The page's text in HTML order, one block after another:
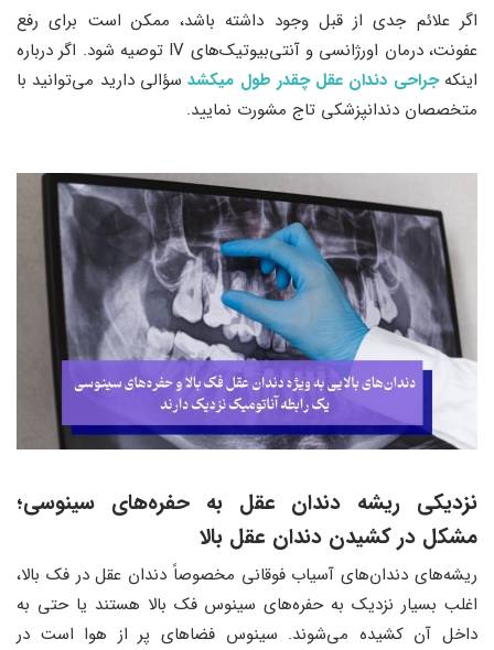
اگر علائم جدی از قبل وجود داشته باشد، ممکن است برای رفع
عفونت، درمان اورژانسی و آنتی‌بیوتیک‌های IV توصیه شود. اگر درباره
اینکهجراحی دندان عقل چقدر طول میکشدسؤالی دارید می‌توانید با
متخصصان دندانپزشکی تاج مشورت نمایید.
نزدیکی ریشه دندان عقل به حفره‌های سینوسی؛
مشکل در کشیدن دندان عقل بالا
ریشه‌های دندان‌های آسیاب فوقانی مخصوصاً دندان عقل در فک بالا،
اغلب بسیار نزدیک به حفره‌های سینوس فک بالا هستند یا حتی به
داخل آن کشیده می‌شوند. سینوس فضاهای پر از هوا است در